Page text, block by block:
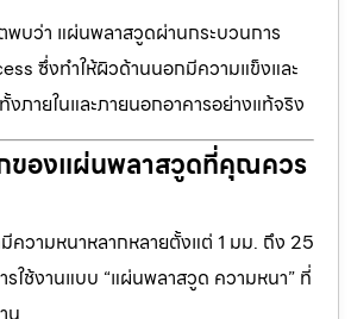
บว่า แผ่นพลาสวูดผ่านกระบวนการ
ซึ่งทำให้ผิวด้านนอกมีความแข็งและ
งภายในและภายนอกอาคารอย่างแท้จริง
องแผ่นพลาสวูดที่คุณควร
ความหนาหลากหลายตั้งแต่ 1 มม. ถึง 25
ใช้งานแบบ “แผ่นพลาสวูด ความหนา” ที่